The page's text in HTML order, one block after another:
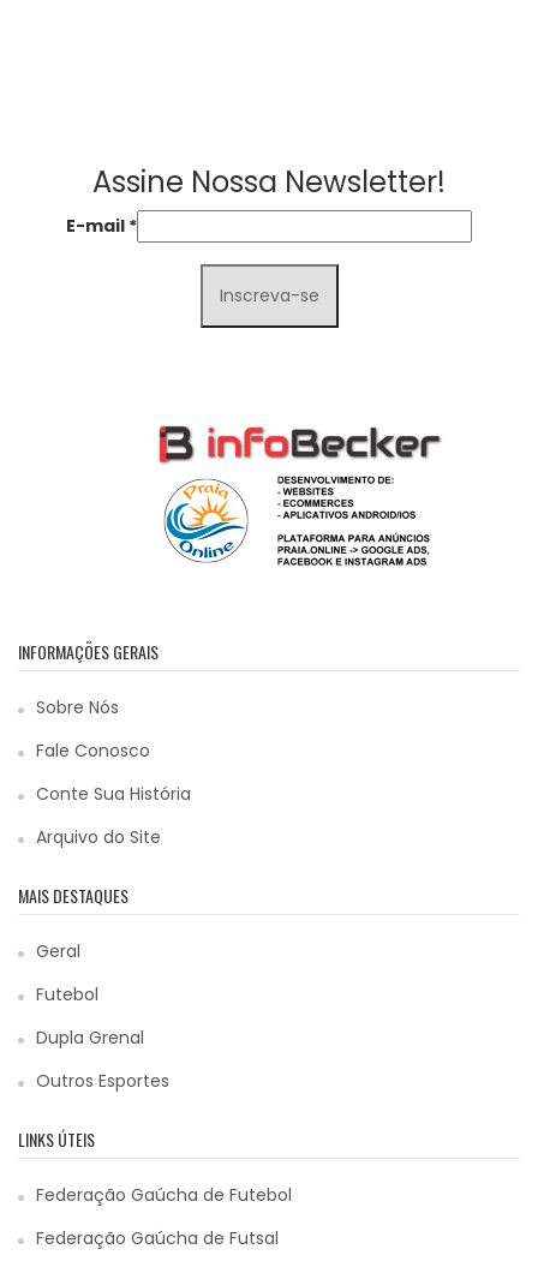
Assine Nossa Newsletter!
E-mail *
INFORMAÇÕES GERAIS
Sobre Nós
Fale Conosco
Conte Sua História
Arquivo do Site
MAIS DESTAQUES
Geral
Futebol
Dupla Grenal
Outros Esportes
LINKS ÚTEIS
Federação Gaúcha de Futebol
Federação Gaúcha de Futsal